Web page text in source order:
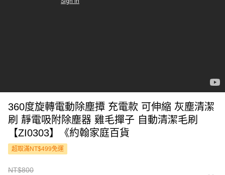
360度旋轉電動除塵撢 充電款 可伸縮 灰塵清潔
刷 靜電吸附除塵器 雞毛撣子 自動清潔毛刷
【ZI0303】《約翰家庭百貨
超取滿NT$499免運
NT$800